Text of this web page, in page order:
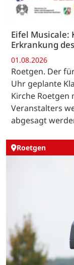
Eifel Musicale:
Erkrankung
01.08.2026
Roetgen. Der
Uhr geplante
Kirche Roetgen
Veranstalters
abgesagt
Roetgen